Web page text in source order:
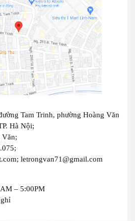
Tam Trinh, phường Hoàng Văn
Hà Nội;
Văn;
letrongvan71@gmail.com
– 5:00PM